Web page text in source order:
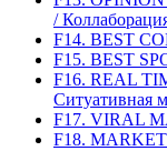
/
F14. BEST
F15. BEST
F16. REAL
Ситуативная
F17. VIRAL
F18.